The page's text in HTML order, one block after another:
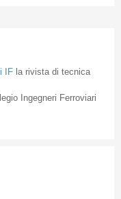
IFla rivista di tecnica
Ingegneri Ferroviari